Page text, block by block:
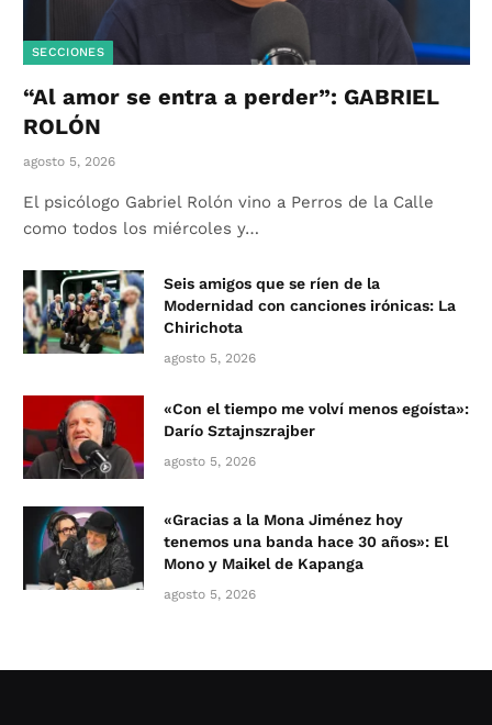
SECCIONES
“Al amor se entra a perder”: GABRIEL
ROLÓN
agosto 5, 2026
El psicólogo Gabriel Rolón vino a Perros de la Calle
como todos los miércoles y…
Seis amigos que se ríen de la
Modernidad con canciones irónicas: La
Chirichota
agosto 5, 2026
«Con el tiempo me volví menos egoísta»:
Darío Sztajnszrajber
agosto 5, 2026
«Gracias a la Mona Jiménez hoy
tenemos una banda hace 30 años»: El
Mono y Maikel de Kapanga
agosto 5, 2026